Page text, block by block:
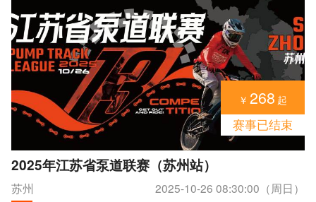
￥ 268 起
赛事已结束
2025年江苏省泵道联赛（苏州站）
苏州
2025-10-26 08:30:00（周日）